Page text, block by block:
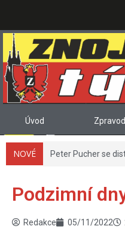
Úvod
NOVÉ Peter Pucher se
Podzimní
Redakce 05/11/2022